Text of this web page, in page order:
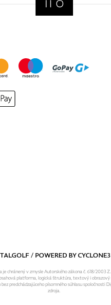
/ POWERED BYCYCLONE3
chránený v zmysle Autorského zákona č. 618/2003
platforma, logická štruktúra, textový i
predchádzajúceho písomného súhlasu spoločnosti
zdroja.